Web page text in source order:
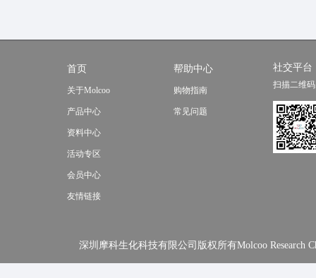
首页
关于Molcoo
产品中心
资料中心
活动专区
会员中心
友情链接
帮助中心
购物指南
常见问题
社交平台
扫描二维
深圳摩科生化科技有限公司版权所有Molcoo Research